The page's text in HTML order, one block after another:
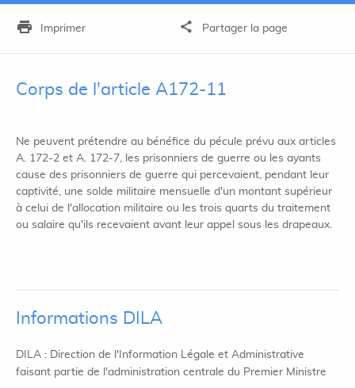
Imprimer Partager la page
Corps de l'article A172-11
Ne peuvent prétendre au bénéfice du pécule prévu aux articles
A. 172-2 et A. 172-7, les prisonniers de guerre ou les ayants
cause des prisonniers de guerre qui percevaient, pendant leur
captivité, une solde militaire mensuelle d'un montant supérieur
à celui de l'allocation militaire ou les trois quarts du traitement
ou salaire qu'ils recevaient avant leur appel sous les drapeaux.
Informations DILA
DILA : Direction de l'Information Légale et Administrative
faisant partie de l'administration centrale du Premier Ministre